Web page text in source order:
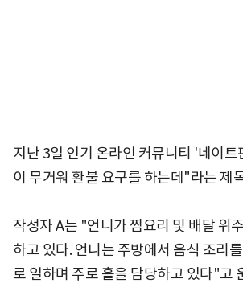
지난 3일 인기 온라인 커뮤니티 '네이
이 무거워 환불 요구를 하는데"라는 제
작성자 A는 "언니가 찜요리 및 배달 위
하고 있다. 언니는 주방에서 음식 조리
로 일하며 주로 홀을 담당하고 있다"고